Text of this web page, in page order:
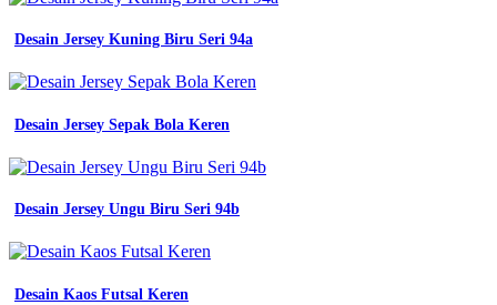
Desain Jersey Kuning Biru Seri 94a
Desain Jersey Sepak Bola Keren
Desain Jersey Ungu Biru Seri 94b
Desain Kaos Futsal Keren